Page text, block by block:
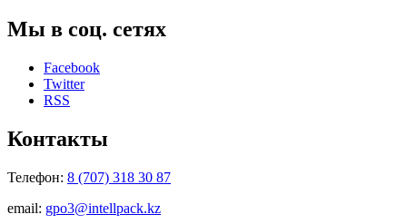
Мы в соц. сетях
Facebook
Twitter
RSS
Контакты
Телефон: 8 (707) 318 30 87
email: gpo3@intellpack.kz